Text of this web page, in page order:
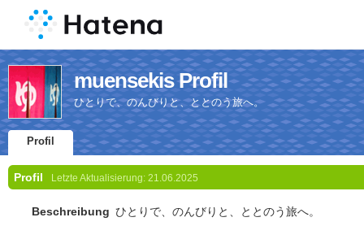
muensekis Profil
ひとりで、のんびりと、ととのう旅へ。
Profil
Profil Letzte Aktualisierung: 21.06.2025
Beschreibung ひとりで、のんびりと、ととのう旅へ。